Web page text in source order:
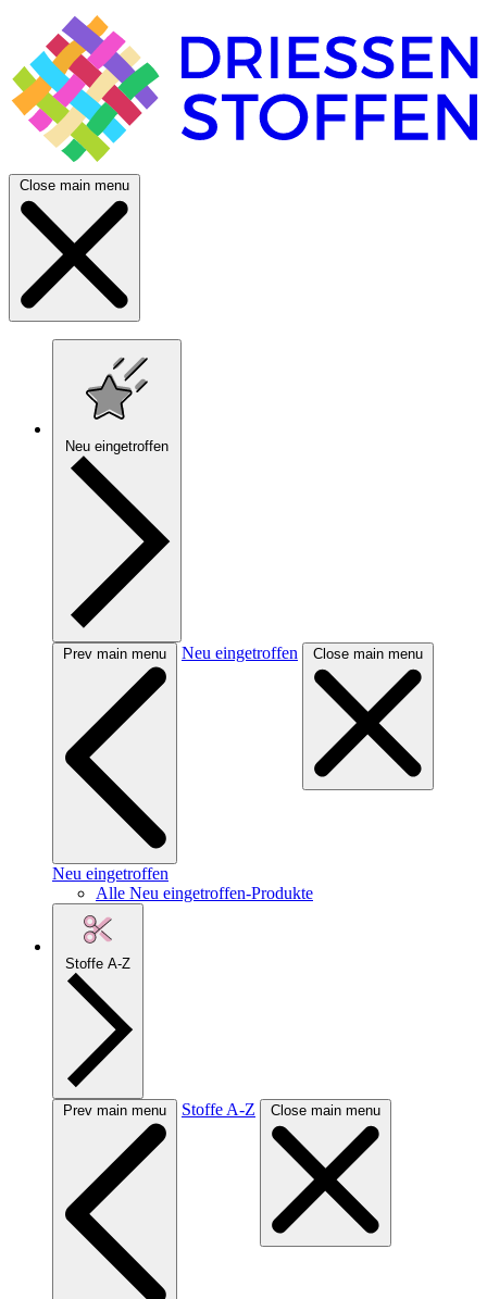
Close main menu
Neu eingetroffen
Prev main menu Neu eingetroffen Close main menu
Neu eingetroffen
Alle Neu eingetroffen-Produkte
Stoffe A-Z
Prev main menu Stoffe A-Z Close main menu